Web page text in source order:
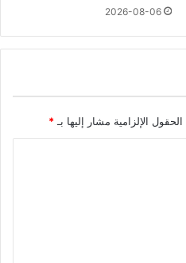
2026-08-06
الحقول الإلزامية مشار إليها بـ *